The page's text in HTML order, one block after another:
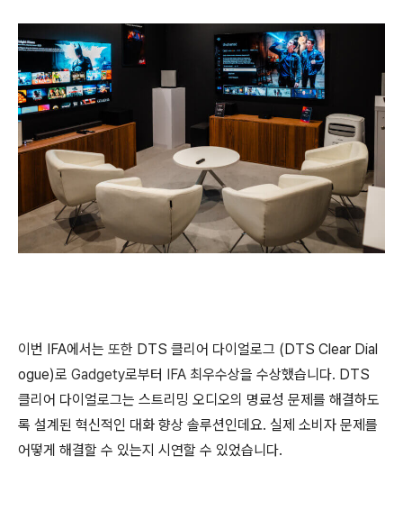
이번 IFA에서는 또한 DTS 클리어 다이얼로그 (DTS Clear Dial
ogue)로 Gadgety로부터 IFA 최우수상을 수상했습니다. DTS
클리어 다이얼로그는 스트리밍 오디오의 명료성 문제를 해결하도
록 설계된 혁신적인 대화 향상 솔루션인데요. 실제 소비자 문제를
어떻게 해결할 수 있는지 시연할 수 있었습니다.